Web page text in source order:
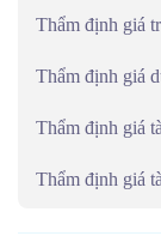
Thẩm định giá
Thẩm định giá
Thẩm định giá
Thẩm định giá